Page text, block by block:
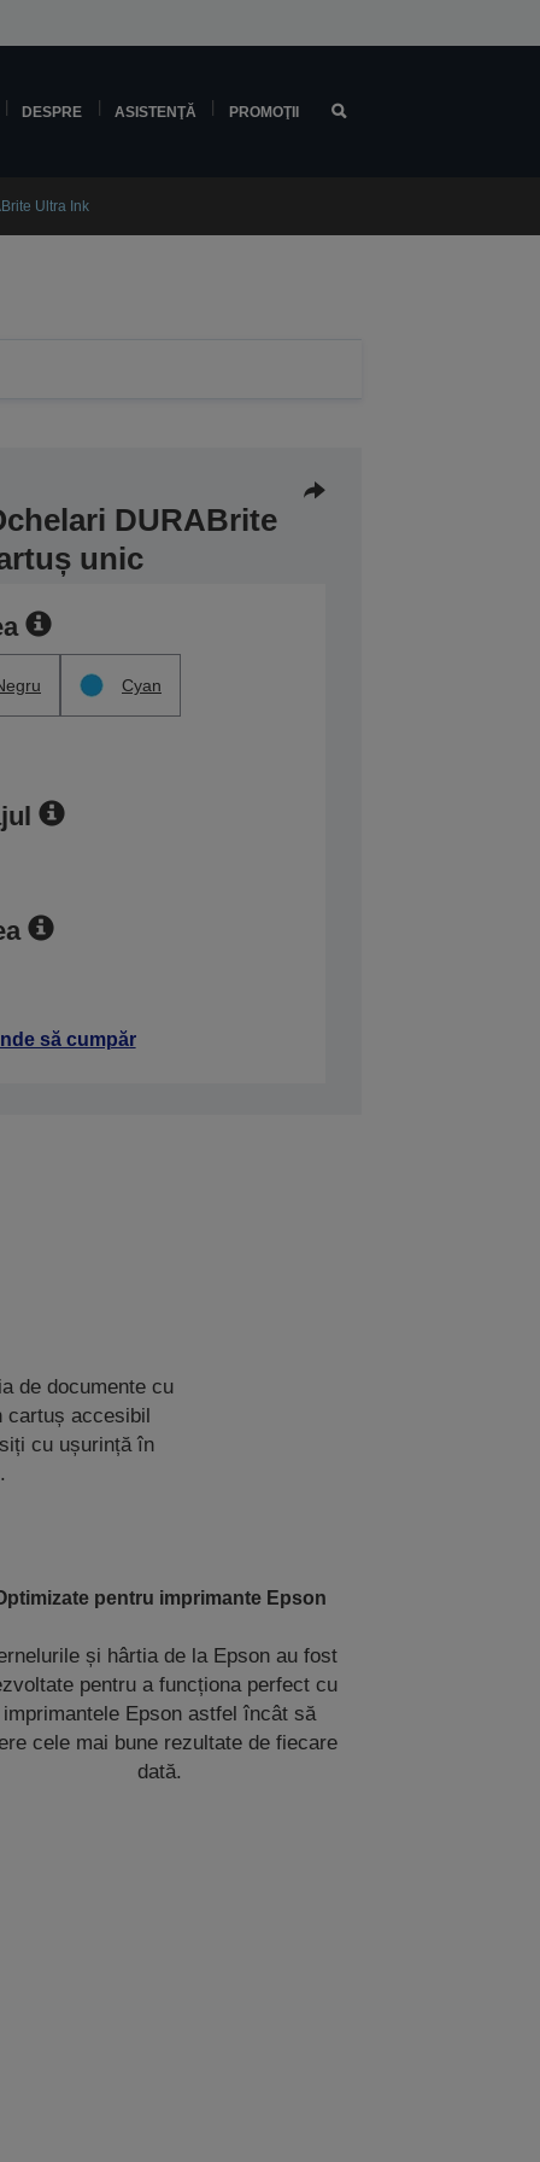
DESPRE ASISTENŢĂ PROMOŢII
Ultra Ink
DURABrite
unic
Cyan
să cumpăr
de documente cu
cartuș accesibil
cu ușurință în
pentru imprimante Epson
și hârtia de la Epson au fost
pentru a funcționa perfect cu
imprimantele Epson astfel încât să
cele mai bune rezultate de fiecare
dată.